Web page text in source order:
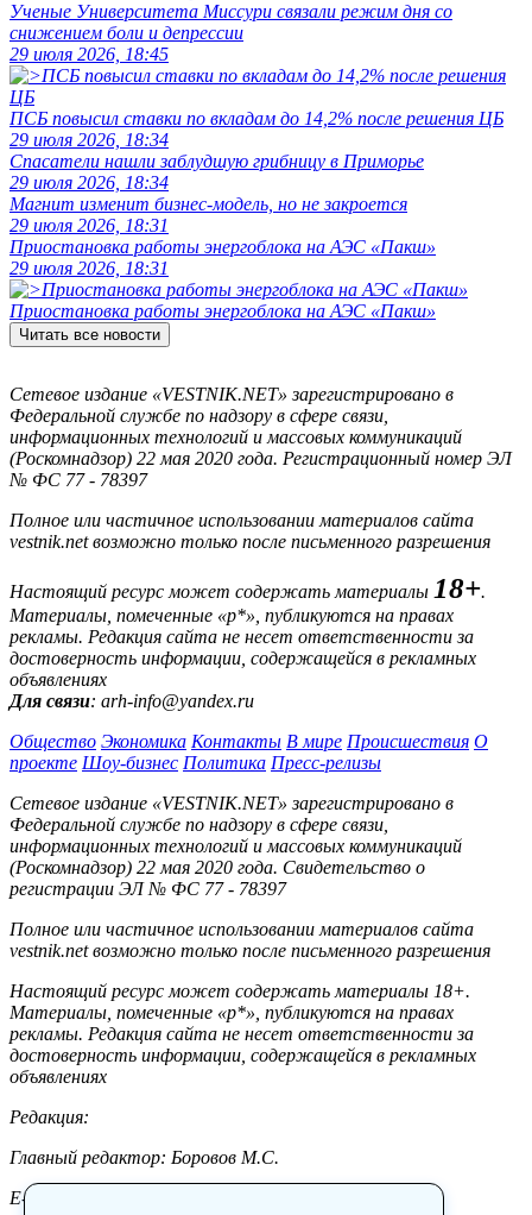
Ученые Университета Миссури связали режим дня со
снижением боли и депрессии
29 июля 2026, 18:45
ПСБ повысил ставки по вкладам до 14,2% после решения ЦБ
29 июля 2026, 18:34
Спасатели нашли заблудшую грибницу в Приморье
29 июля 2026, 18:34
Магнит изменит бизнес-модель, но не закроется
29 июля 2026, 18:31
Приостановка работы энергоблока на АЭС «Пакш»
29 июля 2026, 18:31
Приостановка работы энергоблока на АЭС «Пакш»
Читать все новости
Сетевое издание «VESTNIK.NET» зарегистрировано в
Федеральной службе по надзору в сфере связи,
информационных технологий и массовых коммуникаций
(Роскомнадзор) 22 мая 2020 года. Регистрационный номер ЭЛ
№ ФС 77 - 78397
Полное или частичное использовании материалов сайта
vestnik.net возможно только после письменного разрешения
Настоящий ресурс может содержать материалы 18+.
Материалы, помеченные «р*», публикуются на правах
рекламы. Редакция сайта не несет ответственности за
достоверность информации, содержащейся в рекламных
объявлениях
Для связи: arh-info@yandex.ru
Общество Экономика Контакты В мире Происшествия О
проекте Шоу-бизнес Политика Пресс-релизы
Сетевое издание «VESTNIK.NET» зарегистрировано в
Федеральной службе по надзору в сфере связи,
информационных технологий и массовых коммуникаций
(Роскомнадзор) 22 мая 2020 года. Свидетельство о
регистрации ЭЛ № ФС 77 - 78397
Полное или частичное использовании материалов сайта
vestnik.net возможно только после письменного разрешения
Настоящий ресурс может содержать материалы 18+.
Материалы, помеченные «р*», публикуются на правах
рекламы. Редакция сайта не несет ответственности за
достоверность информации, содержащейся в рекламных
объявлениях
Редакция:
Главный редактор: Боровов М.С.
E-mail: site@vestnik.net, reb.msk@yandex.ru